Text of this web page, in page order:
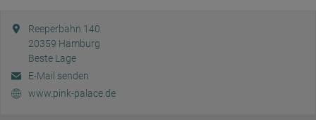
Reeperbahn 140
20359 Hamburg
Beste Lage
E-Mail senden
www.pink-palace.de